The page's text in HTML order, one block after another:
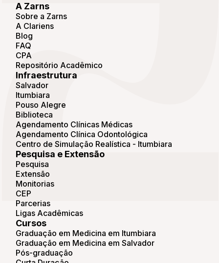
A Zarns
Sobre a Zarns
A Clariens
Blog
FAQ
CPA
Repositório Acadêmico
Infraestrutura
Salvador
Itumbiara
Pouso Alegre
Biblioteca
Agendamento Clínicas Médicas
Agendamento Clínica Odontológica
Centro de Simulação Realística - Itumbiara
Pesquisa e Extensão
Pesquisa
Extensão
Monitorias
CEP
Parcerias
Ligas Acadêmicas
Cursos
Graduação em Medicina em Itumbiara
Graduação em Medicina em Salvador
Pós-graduação